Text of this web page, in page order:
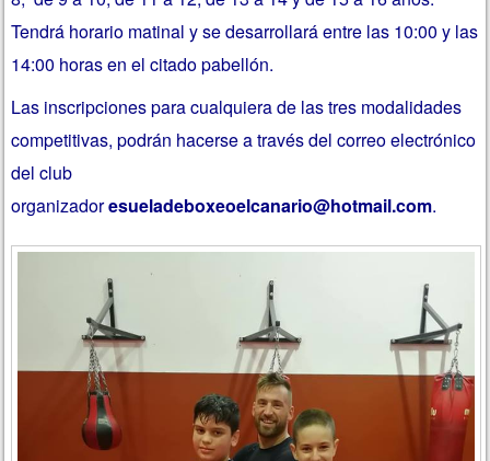
Tendrá horario matinal y se desarrollará entre las 10:00 y las
14:00 horas en el citado pabellón.
Las inscripciones para cualquiera de las tres modalidades
competitivas, podrán hacerse a través del correo electrónico
del club
organizadoresueladeboxeoelcanario@hotmail.com.